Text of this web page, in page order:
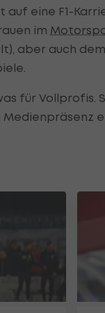
auf eine F1-
im
aber auch
für Vollprofis.
Medienpräsenz